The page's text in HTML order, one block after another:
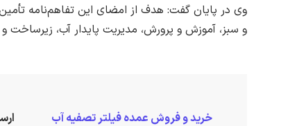
وی در پایان گفت: هدف از امضای این تفاهم‌نامه
و سبز، آموزش و پرورش، مدیریت پایدار آب،
خرید و فروش عمده فیلتر تصفیه آب